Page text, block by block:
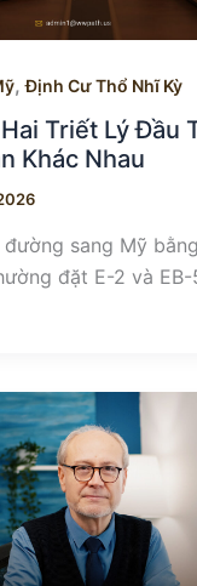
,Định Cư Thổ Nhĩ Kỳ
Triết Lý Đầu
Khác Nhau
sang Mỹ
đặt E-2 và